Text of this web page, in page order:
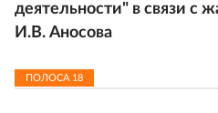
деятельности" в связи с
И.В. Аносова
ПОЛОСА 18